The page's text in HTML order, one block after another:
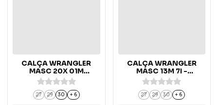
CALÇA WRANGLER
MASC 20X 01M
COMPET -
01MWXPW37UN
27 29 30 + 6
CALÇA WRANGLER
MASC 13M 7I -
13MCBPR36
27 29 30 + 6